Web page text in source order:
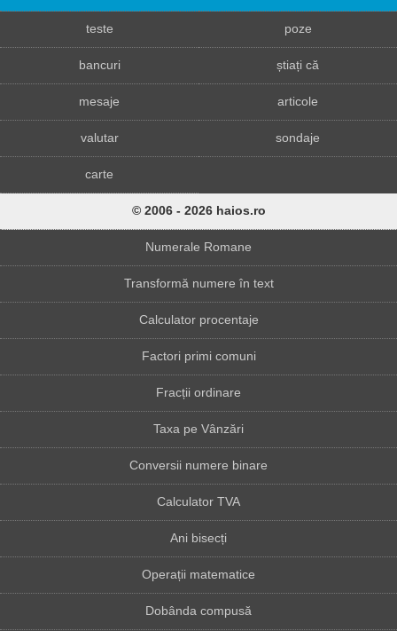
teste poze
bancuri știați că
mesaje articole
valutar sondaje
carte
© 2006 - 2026 haios.ro
Numerale Romane
Transformă numere în text
Calculator procentaje
Factori primi comuni
Fracții ordinare
Taxa pe Vânzări
Conversii numere binare
Calculator TVA
Ani bisecți
Operații matematice
Dobânda compusă